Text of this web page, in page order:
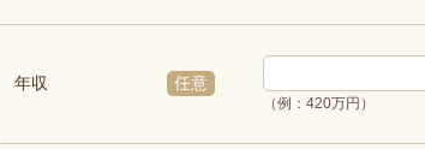
年収 任意
（例：420万円）